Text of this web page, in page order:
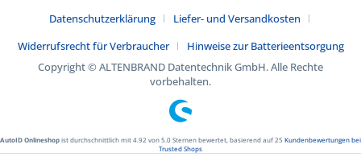
Datenschutzerklärung
Liefer- und Versandkosten
Widerrufsrecht für Verbraucher
Hinweise zur Batterieentsorgung
Copyright © ALTENBRAND Datentechnik GmbH. Alle Rechte
vorbehalten.
AutoID Onlineshopist durchschnittlich mit4.92 von5.0Sternen bewertet, basierend auf25 Kundenbewertungen bei
Trusted Shops